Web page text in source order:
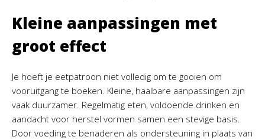
Kleine aanpassingen met
groot effect
Je hoeft je eetpatroon niet volledig om te gooien om
vooruitgang te boeken. Kleine, haalbare aanpassingen zijn
vaak duurzamer. Regelmatig eten, voldoende drinken en
aandacht voor herstel vormen samen een stevige basis.
Door voeding te benaderen als ondersteuning in plaats van